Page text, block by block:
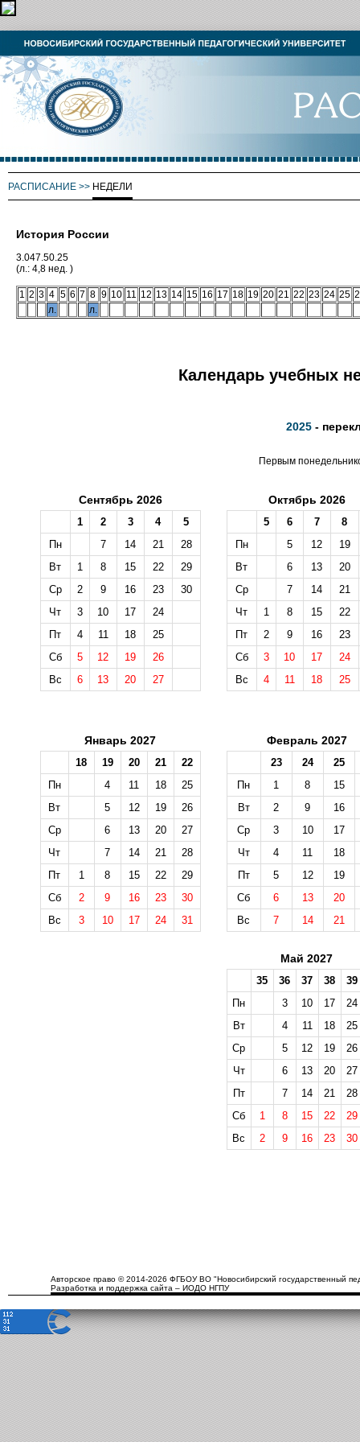
РАСПИСАНИЕ >> НЕДЕЛИ
История России
3.047.50.25
(л.: 4,8 нед. )
1 2 3 4 5 6 7 8 9 10 11 12 13 14 15 16 17 18 19 20 21 22 23 24 25
л.
л.
Календарь учебных
2025 -
Первым
Сентябрь 2026
1 2 3 4
5
Пн
7 14 21
28
Вт
1 8 15 22
29
Ср
2 9 16 23
30
Чт
3 10 17
24
Пт
4 11 18
25
Сб
5 12 19
26
Вс
6 13 20 27
Октябрь 2026
5 6 7
8
Пн
5 12
19
Вт
6 13
20
Ср
7 14
21
Чт
1 8 15
22
Пт
2 9 16
23
Сб
3 10 17
24
Вс
4 11 18 25
Январь 2027
18 19 20 21
22
Пн
4 11 18
25
Вт
5 12 19
26
Ср
6 13 20
27
Чт
7 14 21
28
Пт
1 8 15 22
29
Сб
2 9 16 23
30
Вс
3 10 17 24 31
Февраль 2027
23 24
25
Пн
1 8
15
Вт
2 9
16
Ср
3 10
17
Чт
4 11
18
Пт
5 12
19
Сб
6 13
20
Вс
7 14 21
Май 2027
35 36 37 38
39
Пн
3 10 17
24
Вт
4 11 18
25
Ср
5 12 19
26
Чт
6 13 20
27
Пт
7 14 21
28
Сб
1 8 15 22
29
Вс
2 9 16 23 30
Авторское право © 2014-2026 ФГБОУ ВО "Новосибирский государственный
Разработка и поддержка сайта – ИОДО НГПУ